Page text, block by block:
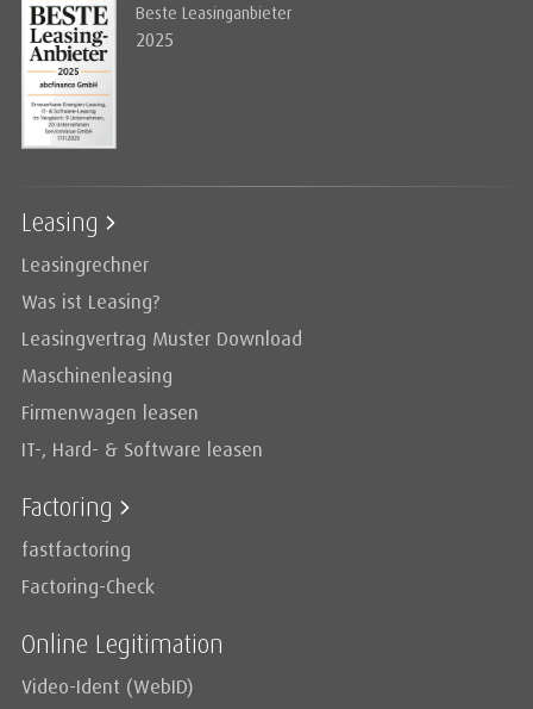
Beste Leasinganbieter
2025
Leasing
Leasingrechner
Was ist Leasing?
Leasingvertrag Muster Download
Maschinenleasing
Firmenwagen leasen
IT-, Hard- & Software leasen
Factoring
fastfactoring
Factoring-Check
Online Legitimation
Video-Ident (WebID)